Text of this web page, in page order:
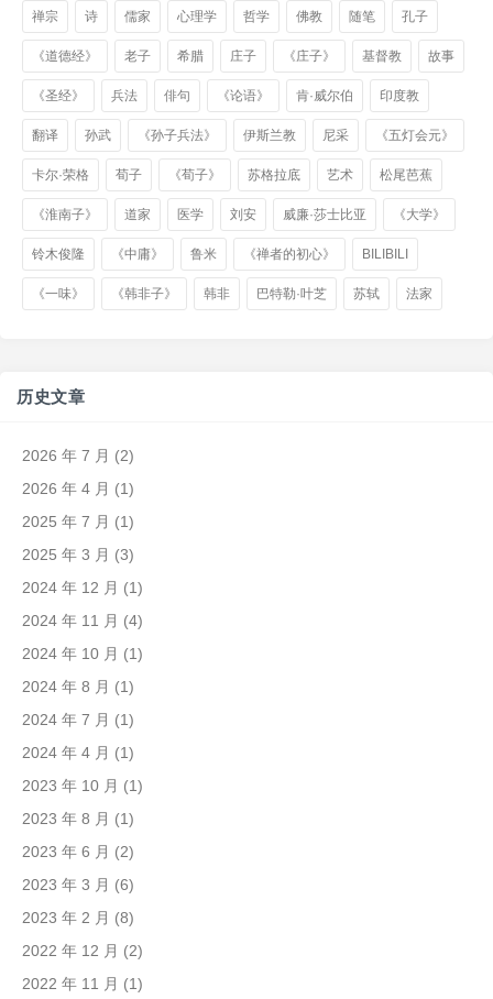
禅宗 诗 儒家 心理学 哲学 佛教 随笔 孔子
《道德经》 老子 希腊 庄子 《庄子》 基督教 故事
《圣经》 兵法 俳句 《论语》 肯·威尔伯 印度教
翻译 孙武 《孙子兵法》 伊斯兰教 尼采 《五灯会元》
卡尔·荣格 荀子 《荀子》 苏格拉底 艺术 松尾芭蕉
《淮南子》 道家 医学 刘安 威廉·莎士比亚 《大学》
铃木俊隆 《中庸》 鲁米 《禅者的初心》 BILIBILI
《一味》 《韩非子》 韩非 巴特勒·叶芝 苏轼 法家
历史文章
2026 年 7 月 (2)
2026 年 4 月 (1)
2025 年 7 月 (1)
2025 年 3 月 (3)
2024 年 12 月 (1)
2024 年 11 月 (4)
2024 年 10 月 (1)
2024 年 8 月 (1)
2024 年 7 月 (1)
2024 年 4 月 (1)
2023 年 10 月 (1)
2023 年 8 月 (1)
2023 年 6 月 (2)
2023 年 3 月 (6)
2023 年 2 月 (8)
2022 年 12 月 (2)
2022 年 11 月 (1)